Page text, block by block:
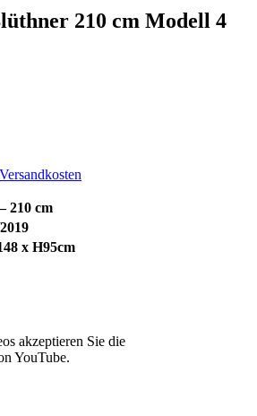
210 cm Modell 4
Versandkosten
210 cm
x H95cm
akzeptieren Sie die
YouTube.